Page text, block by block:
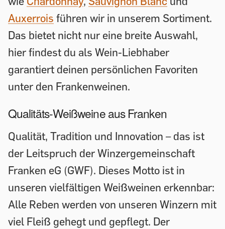
Auxerrois führen wir in unserem Sortiment.
Das bietet nicht nur eine breite Auswahl,
hier findest du als Wein-Liebhaber
garantiert deinen persönlichen Favoriten
unter den Frankenweinen.
Qualitäts-Weißweine aus Franken
Qualität, Tradition und Innovation – das ist
der Leitspruch der Winzergemeinschaft
Franken eG (GWF). Dieses Motto ist in
unseren vielfältigen Weißweinen erkennbar:
Alle Reben werden von unseren Winzern mit
viel Fleiß gehegt und gepflegt. Der